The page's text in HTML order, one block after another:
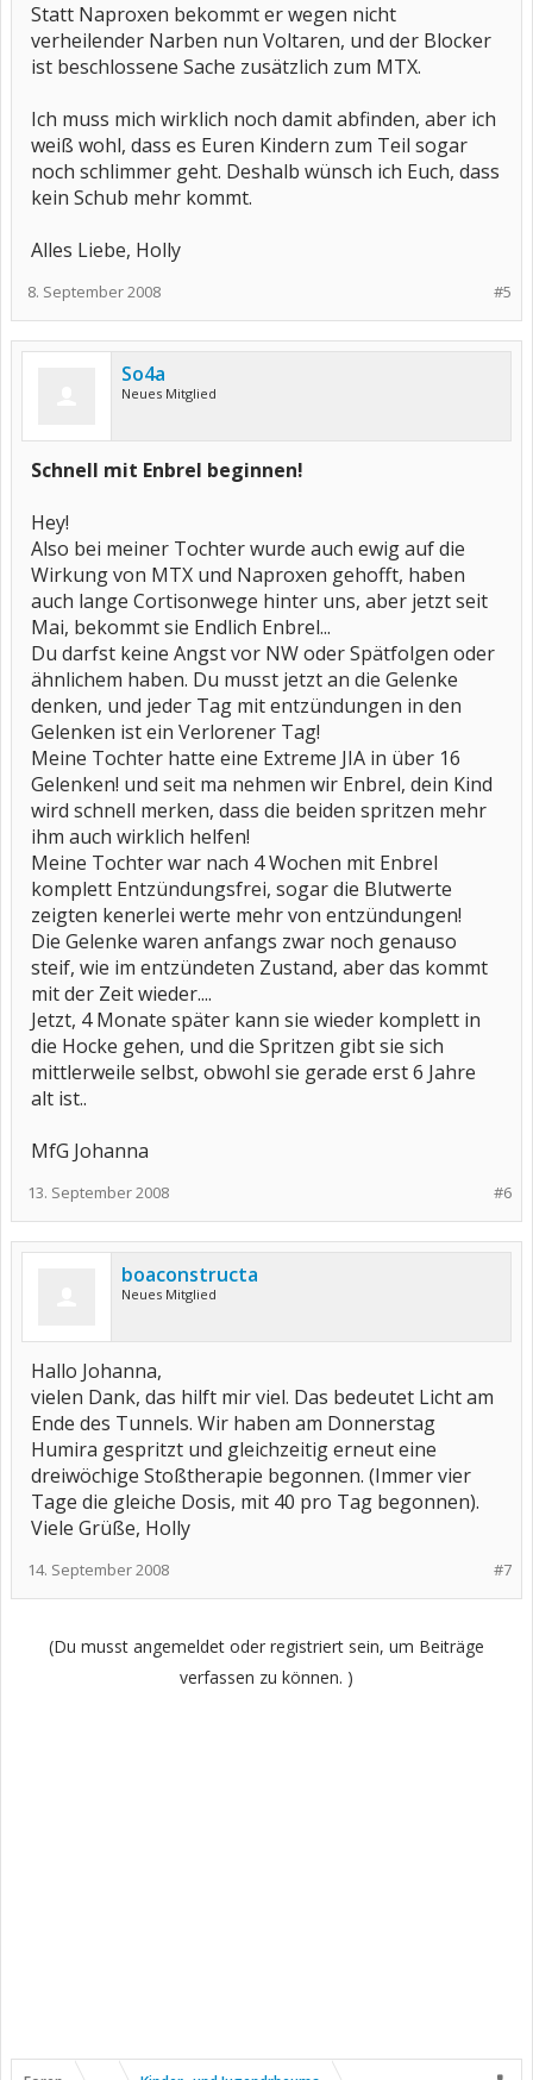
Statt Naproxen bekommt er wegen nicht
verheilender Narben nun Voltaren, und der Blocker
ist beschlossene Sache zusätzlich zum MTX.
Ich muss mich wirklich noch damit abfinden, aber ich
weiß wohl, dass es Euren Kindern zum Teil sogar
noch schlimmer geht. Deshalb wünsch ich Euch, dass
kein Schub mehr kommt.
Alles Liebe, Holly
#5
8. September 2008
So4a
Neues Mitglied
Schnell mit Enbrel beginnen!
Hey!
Also bei meiner Tochter wurde auch ewig auf die
Wirkung von MTX und Naproxen gehofft, haben
auch lange Cortisonwege hinter uns, aber jetzt seit
Mai, bekommt sie Endlich Enbrel...
Du darfst keine Angst vor NW oder Spätfolgen oder
ähnlichem haben. Du musst jetzt an die Gelenke
denken, und jeder Tag mit entzündungen in den
Gelenken ist ein Verlorener Tag!
Meine Tochter hatte eine Extreme JIA in über 16
Gelenken! und seit ma nehmen wir Enbrel, dein Kind
wird schnell merken, dass die beiden spritzen mehr
ihm auch wirklich helfen!
Meine Tochter war nach 4 Wochen mit Enbrel
komplett Entzündungsfrei, sogar die Blutwerte
zeigten kenerlei werte mehr von entzündungen!
Die Gelenke waren anfangs zwar noch genauso
steif, wie im entzündeten Zustand, aber das kommt
mit der Zeit wieder....
Jetzt, 4 Monate später kann sie wieder komplett in
die Hocke gehen, und die Spritzen gibt sie sich
mittlerweile selbst, obwohl sie gerade erst 6 Jahre
alt ist..
MfG Johanna
#6
13. September 2008
boaconstructa
Neues Mitglied
Hallo Johanna,
vielen Dank, das hilft mir viel. Das bedeutet Licht am
Ende des Tunnels. Wir haben am Donnerstag
Humira gespritzt und gleichzeitig erneut eine
dreiwöchige Stoßtherapie begonnen. (Immer vier
Tage die gleiche Dosis, mit 40 pro Tag begonnen).
Viele Grüße, Holly
#7
14. September 2008
(Du musst angemeldet oder registriert sein, um Beiträge
verfassen zu können. )